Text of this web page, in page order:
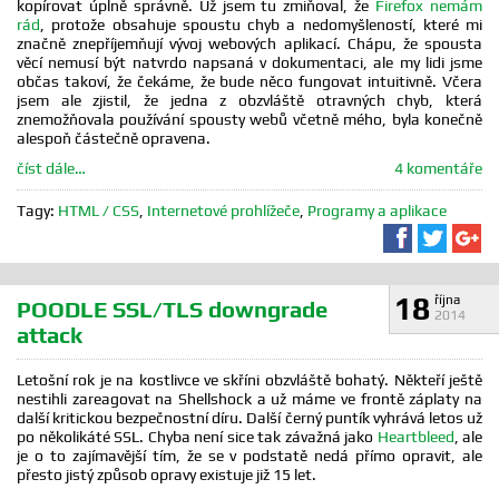
kopírovat úplně správně. Už jsem tu zmiňoval, že Firefox nemám
rád , protože obsahuje spoustu chyb a nedomyšleností, které mi
značně znepříjemňují vývoj webových aplikací. Chápu, že spousta
věcí nemusí být natvrdo napsaná v dokumentaci, ale my lidi jsme
občas takoví, že čekáme, že bude něco fungovat intuitivně. Včera
jsem ale zjistil, že jedna z obzvláště otravných chyb, která
znemožňovala používání spousty webů včetně mého, byla konečně
alespoň částečně opravena.
číst dále…
4 komentáře
Tagy: HTML / CSS Internetové prohlížeče Programy a aplikace
Sdílet na
Sdílet
18 října
2014
POODLE SSL/TLS downgrade
attack
Letošní rok je na kostlivce ve skříni obzvláště bohatý. Někteří ještě
nestihli zareagovat na Shellshock a už máme ve frontě záplaty na
další kritickou bezpečnostní díru. Další černý puntík vyhrává letos už
po několikáté SSL. Chyba není sice tak závažná jako Heartbleed , ale
je o to zajímavější tím, že se v podstatě nedá přímo opravit, ale
přesto jistý způsob opravy existuje již 15 let.